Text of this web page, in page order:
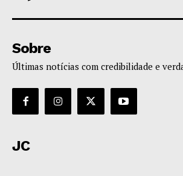
Sobre
Últimas notícias com credibilidade e
JC